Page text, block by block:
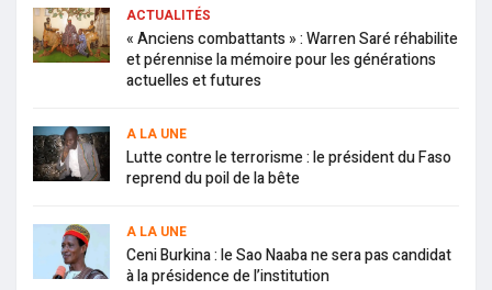
ACTUALITÉS
« Anciens combattants » : Warren Saré réhabilite
et pérennise la mémoire pour les générations
actuelles et futures
A LA UNE
Lutte contre le terrorisme : le président du Faso
reprend du poil de la bête
A LA UNE
Ceni Burkina : le Sao Naaba ne sera pas candidat
à la présidence de l’institution